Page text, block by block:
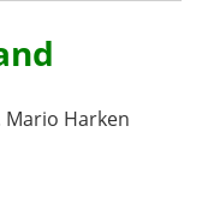
Mario Harken